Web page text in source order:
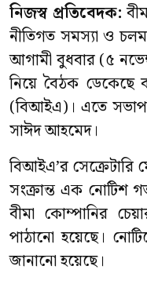
নিজস্ব প্রতিবেদক:
নীতিগত সমস্যা ও
আগামী বুধবার (৫
নিয়ে বৈঠক ডেকেছে
(বিআইএ)। এতে
সাঈদ আহমেদ।
বিআইএ’র সেক্রেটারি
সংক্রান্ত এক নোটিশ
বীমা কোম্পানির
পাঠানো হয়েছে।
জানানো হয়েছে।